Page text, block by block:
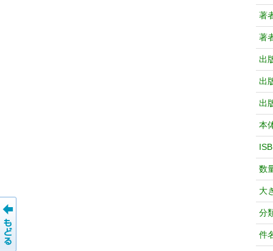
著
著
出
出
出
本
数
大
分
件